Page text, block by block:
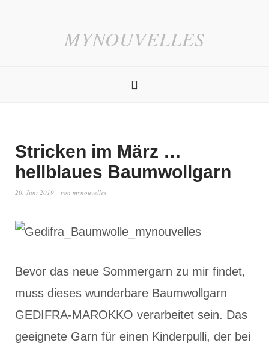
MYNOUVELLES
Stricken im März …
hellblaues Baumwollgarn
20. Juni 2019 von mynouvelles
Bevor das neue Sommergarn zu mir findet,
muss dieses wunderbare Baumwollgarn
GEDIFRA-MAROKKO verarbeitet sein. Das
geeignete Garn für einen Kinderpulli, der bei